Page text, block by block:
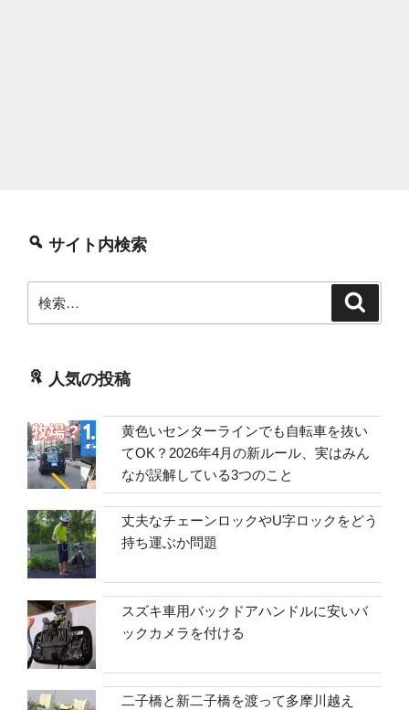
サイト内検索
索:
人気の投稿
黄色いセンターラインでも自転車を抜い
てOK？2026年4月の新ルール、実はみん
なが誤解している3つのこと
丈夫なチェーンロックやU字ロックをどう
持ち運ぶか問題
スズキ車用バックドアハンドルに安いバ
ックカメラを付ける
二子橋と新二子橋を渡って多摩川越え